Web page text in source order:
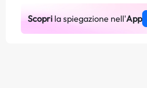
Scoprila spiegazione nell'App